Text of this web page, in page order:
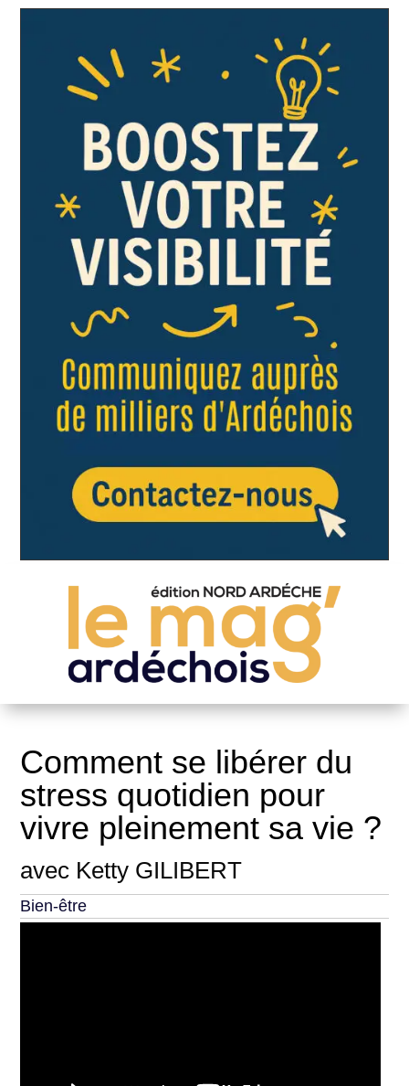
Comment se libérer du
stress quotidien pour
vivre pleinement sa vie ?
avec Ketty GILIBERT
Bien-être